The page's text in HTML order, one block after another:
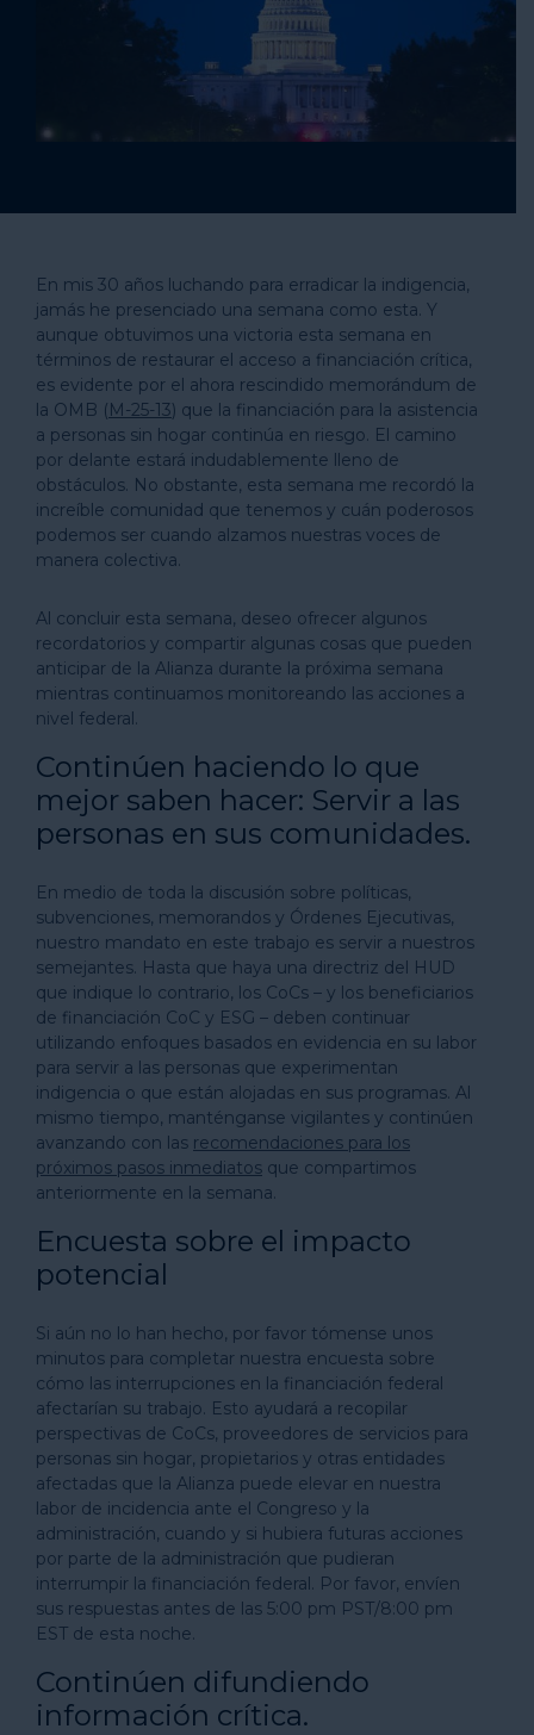
En mis 30 años luchando para erradicar la indigencia,
jamás he presenciado una semana como esta. Y
aunque obtuvimos una victoria esta semana en
términos de restaurar el acceso a financiación crítica,
es evidente por el ahora rescindido memorándum de
la OMB (M-25-13) que la financiación para la asistencia
a personas sin hogar continúa en riesgo. El camino
por delante estará indudablemente lleno de
obstáculos. No obstante, esta semana me recordó la
increíble comunidad que tenemos y cuán poderosos
podemos ser cuando alzamos nuestras voces de
manera colectiva.
Al concluir esta semana, deseo ofrecer algunos
recordatorios y compartir algunas cosas que pueden
anticipar de la Alianza durante la próxima semana
mientras continuamos monitoreando las acciones a
nivel federal.
Continúen haciendo lo que
mejor saben hacer: Servir a las
personas en sus comunidades.
En medio de toda la discusión sobre políticas,
subvenciones, memorandos y Órdenes Ejecutivas,
nuestro mandato en este trabajo es servir a nuestros
semejantes. Hasta que haya una directriz del HUD
que indique lo contrario, los CoCs – y los beneficiarios
de financiación CoC y ESG – deben continuar
utilizando enfoques basados en evidencia en su labor
para servir a las personas que experimentan
indigencia o que están alojadas en sus programas. Al
mismo tiempo, manténganse vigilantes y continúen
avanzando con las recomendaciones para los
próximos pasos inmediatos que compartimos
anteriormente en la semana.
Encuesta sobre el impacto
potencial
Si aún no lo han hecho, por favor tómense unos
minutos para completar nuestra encuesta sobre
cómo las interrupciones en la financiación federal
afectarían su trabajo. Esto ayudará a recopilar
perspectivas de CoCs, proveedores de servicios para
personas sin hogar, propietarios y otras entidades
afectadas que la Alianza puede elevar en nuestra
labor de incidencia ante el Congreso y la
administración, cuando y si hubiera futuras acciones
por parte de la administración que pudieran
interrumpir la financiación federal. Por favor, envíen
sus respuestas antes de las 5:00 pm PST/8:00 pm
EST de esta noche.
Continúen difundiendo
información crítica.